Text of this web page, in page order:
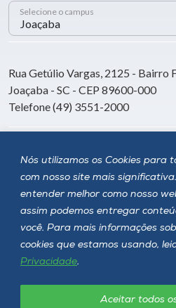
Nós utilizamos os Cookies para
com nosso site mais
entender melhor como nosso
assim podemos entregar
você. Para mais informações
cookies que estamos usando,
Privacidade.
Aceitar todos
Selecione o campus
Rua Getúlio Vargas, 2125 - Bairro
Joaçaba - SC - CEP 89600-000
Telefone (49) 3551-2000
Siga a Unoesc